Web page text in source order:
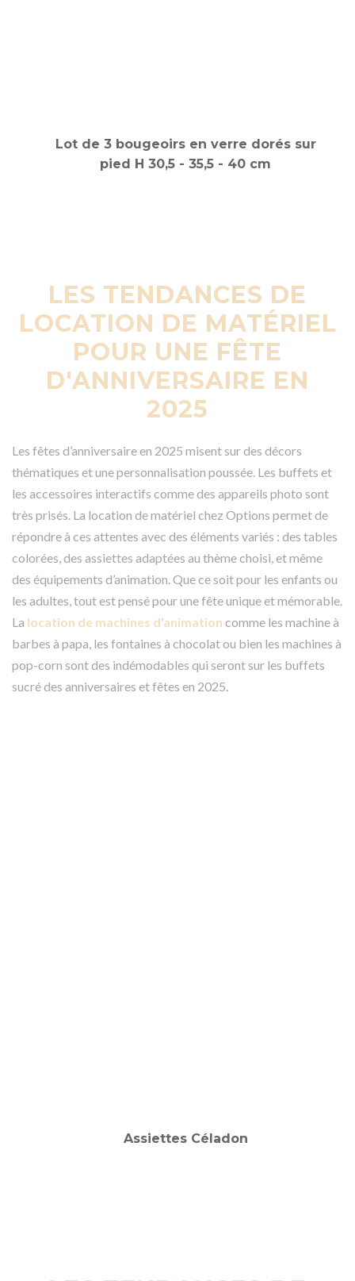
LES TENDANCES DE
LOCATION DE MATÉRIEL
POUR UNE FÊTE
D'ANNIVERSAIRE EN
2025
Les fêtes d’anniversaire en 2025 misent sur des décors
thématiques et une personnalisation poussée. Les buffets et
les accessoires interactifs comme des appareils photo sont
très prisés. La location de matériel chez Options permet de
répondre à ces attentes avec des éléments variés : des tables
colorées, des assiettes adaptées au thème choisi, et même
des équipements d’animation. Que ce soit pour les enfants ou
les adultes, tout est pensé pour une fête unique et mémorable.
La location de machines d'animation comme les machine à
barbes à papa, les fontaines à chocolat ou bien les machines à
pop-corn sont des indémodables qui seront sur les buffets
sucré des anniversaires et fêtes en 2025.